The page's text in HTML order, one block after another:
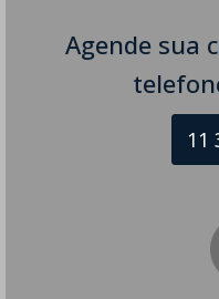
Agende sua
11